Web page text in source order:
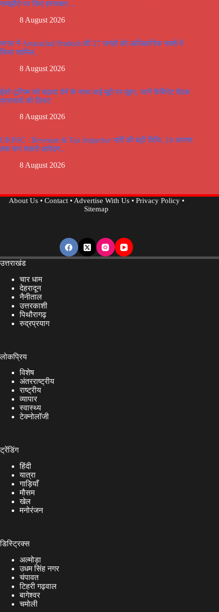
समझौते पर किए हस्ताक्षर…
8 August 2026
भारत ने Arunachal Pradesh की 27 जगहों को आधिकारिक नक्शे में
किया शामिल..
8 August 2026
ईको टूरिज्म को बढ़ावा देने के साथ कई मूद्दो पर मूहर, जानें कैबिनेट बैठक
प्रस्तावों की लिस्ट
8 August 2026
UKPSC : Revenue & Tax Inspector भर्ती की बढ़ी तिथि, 18 अगस्त
तक कर सकते आवेदन..
8 August 2026
About Us• Contact•Advertise With Us• Privacy Policy•
Sitemap
उत्तराखंड
चार धाम
देहरादून
नैनीताल
उत्तरकाशी
पिथौरागढ़
रुद्रप्रयाग
लोकप्रिय
विशेष
अंतरराष्ट्रीय
राष्ट्रीय
व्यापार
स्वास्थ्य
टेक्नोलॉजी
ट्रेंडिंग
हिंदी
यात्रा
गाड़ियाँ
मौसम
खेल
मनोरंजन
डिस्ट्रिक्स
अल्मोड़ा
उधम सिंह नगर
चंपावत
टिहरी गढ़वाल
बागेश्वर
चमोली